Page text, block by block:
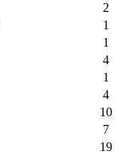
2
1
1
4
1
4
10
7
19